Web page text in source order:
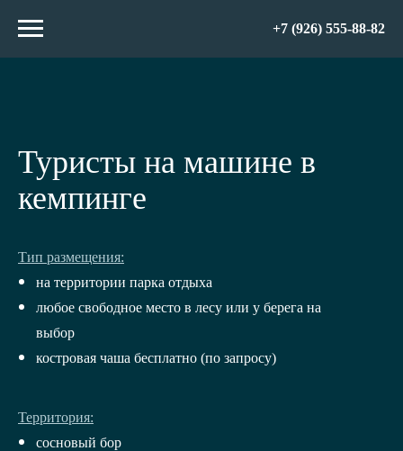
+7 (926) 555-88-82
Туристы на машине в
кемпинге
Тип размещения:
на территории парка отдыха
любое свободное место в лесу или у берега на
выбор
костровая чаша бесплатно (по запросу)
Территория:
сосновый бор